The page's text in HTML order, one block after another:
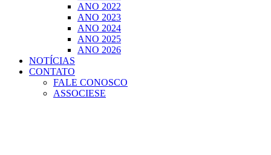
ANO 2022
ANO 2023
ANO 2024
ANO 2025
ANO 2026
NOTÍCIAS
CONTATO
FALE CONOSCO
ASSOCIESE